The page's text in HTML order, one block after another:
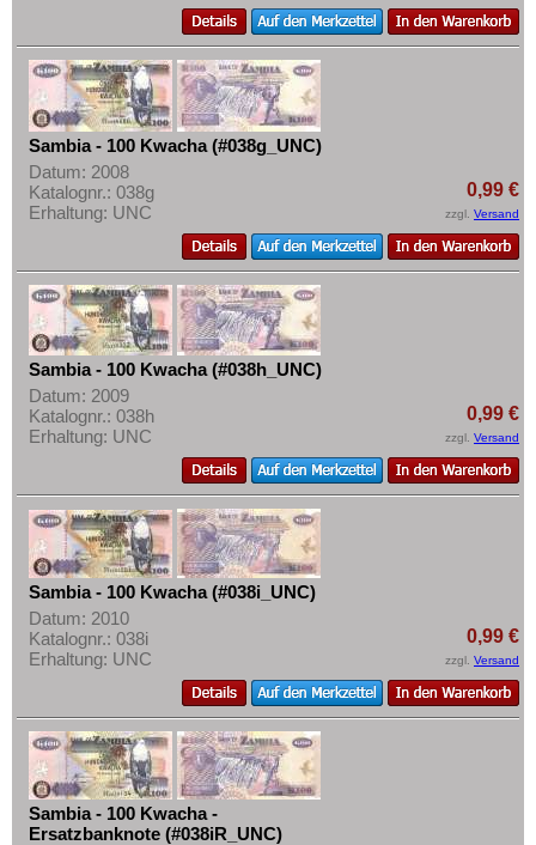
Sambia - 100 Kwacha (#038g_UNC)
Datum: 2008
Katalognr.: 038g
Erhaltung: UNC
0,99 €
zzgl. Versand
Sambia - 100 Kwacha (#038h_UNC)
Datum: 2009
Katalognr.: 038h
Erhaltung: UNC
0,99 €
zzgl. Versand
Sambia - 100 Kwacha (#038i_UNC)
Datum: 2010
Katalognr.: 038i
Erhaltung: UNC
0,99 €
zzgl. Versand
Sambia - 100 Kwacha -
Ersatzbanknote (#038iR_UNC)